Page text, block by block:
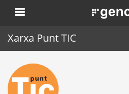
al
. Obre en
Xarxa Punt TIC
Inicio
Punt TIC